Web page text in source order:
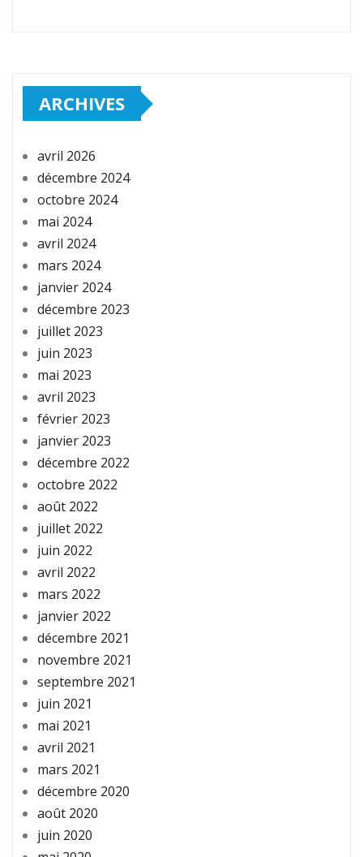
ARCHIVES
avril 2026
décembre 2024
octobre 2024
mai 2024
avril 2024
mars 2024
janvier 2024
décembre 2023
juillet 2023
juin 2023
mai 2023
avril 2023
février 2023
janvier 2023
décembre 2022
octobre 2022
août 2022
juillet 2022
juin 2022
avril 2022
mars 2022
janvier 2022
décembre 2021
novembre 2021
septembre 2021
juin 2021
mai 2021
avril 2021
mars 2021
décembre 2020
août 2020
juin 2020